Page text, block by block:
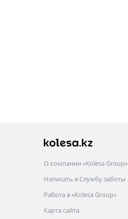
О компании «Kolesa Group»
Написать в Службу заботы
Работа в «Kolesa Group»
Карта сайта